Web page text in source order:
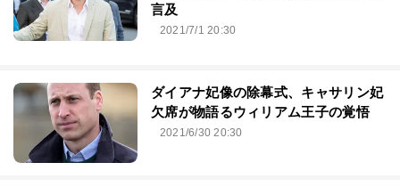
言及
2021/7/1 20:30
ダイアナ妃像の除幕式、キャサリン妃
欠席が物語るウィリアム王子の覚悟
2021/6/30 20:30